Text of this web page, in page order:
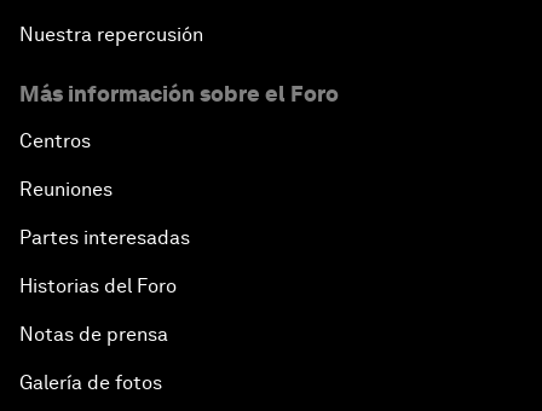
Nuestra repercusión
Más información sobre el Foro
Centros
Reuniones
Partes interesadas
Historias del Foro
Notas de prensa
Galería de fotos